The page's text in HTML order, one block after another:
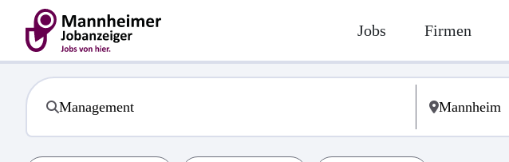
Jobs Firmen